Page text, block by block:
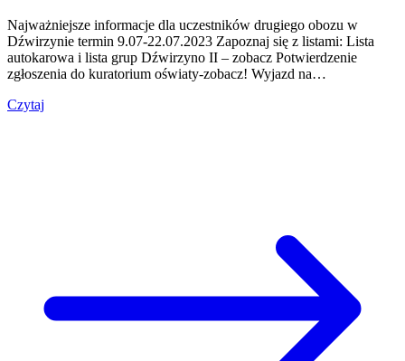
Najważniejsze informacje dla uczestników drugiego obozu w
Dźwirzynie termin 9.07-22.07.2023 Zapoznaj się z listami: Lista
autokarowa i lista grup Dźwirzyno II – zobacz Potwierdzenie
zgłoszenia do kuratorium oświaty-zobacz! Wyjazd na…
Czytaj